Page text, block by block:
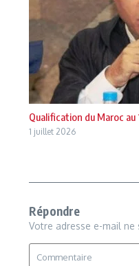
Qualification du Maroc au
1 juillet 2026
Répondre
Votre adresse e-mail ne